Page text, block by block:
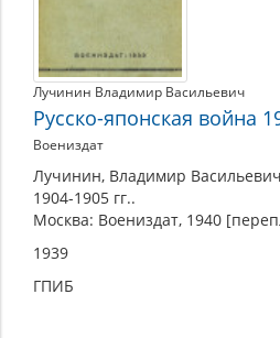
Лучинин Владимир Васильевич
Русско-японская война
Воениздат
Лучинин, Владимир
1904-1905 гг..
Москва: Воениздат, 1940
1939
ГПИБ